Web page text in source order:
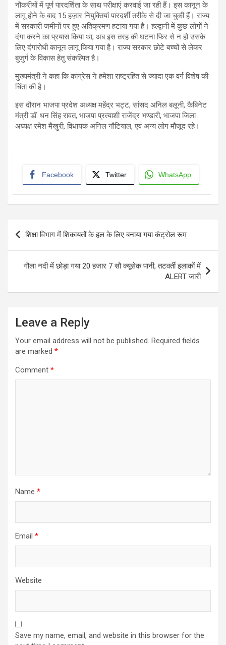
नौकरीयों में पूर्ण पारदर्शिता के साथ परीक्षाएं करवाई जा रही हैं। इस कानून के
लागू होने के बाद 15 हज़ार नियुक्तियां पारदर्शी तरीके से दी जा चुकी हैं। राज्य
में सरकारी जमीनों पर हुए अतिक्रमण हटाया गया है। हल्द्वानी में कुछ लोगों ने
दंगा करने का प्रयास किया था, अब इस तरह की घटना फिर से न हो उसके
लिए दंगारोधी कानून लागू किया गया है। राज्य सरकार छोटे बच्चों से लेकर
बुजुर्ग के विकास हेतु संकल्पित है।
मुख्यमंत्री ने कहा कि कांग्रेस ने हमेशा राष्ट्रहित से ज्यादा एक वर्ग विशेष की
चिंता की है।
इस दौरान भाजपा प्रदेश अध्यक्ष महेंद्र भट्ट, सांसद अनिल बलूनी, कैबिनेट
मंत्री डॉ. धन सिंह रावत, भाजपा प्रत्याशी राजेंद्र भण्डारी, भाजपा जिला
अध्यक्ष रमेश मैखुरी, विधायक अनिल नौटियाल, एवं अन्य लोग मौजूद रहे।
Facebook Twitter WhatsApp
Post
navigation
शिक्षा विभाग में शिकायतों के हल के लिए बनाया गया कंट्रोल रूम
गौला नदी में छोड़ा गया 20 हजार 7 सौ क्यूसेक पानी, तटवर्ती इलाकों में
ALERT जारी
Leave a Reply
Your email address will not be published. Required fields
are marked *
Comment *
Name *
Email *
Website
Save my name, email, and website in this browser for the